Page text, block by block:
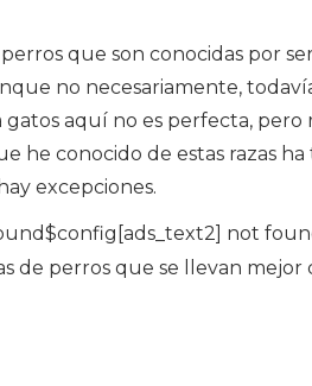
que son conocidas por
no necesariamente,
gatos aquí no es perfecta,
he conocido de estas razas
excepciones.
not
de perros que se llevan mejor